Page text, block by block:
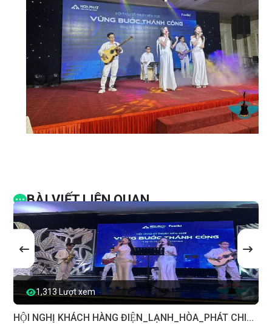
BÀI VIẾT LIÊN QUAN
1,313 Lượt xem
HỘI NGHỊ KHÁCH HÀNG ĐIỆN_LẠNH_HÒA_PHÁT CHI...